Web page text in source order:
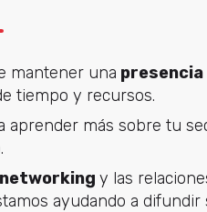
mantener una
tiempo y recursos.
aprender más sobre tu
networking y las
ayudando a